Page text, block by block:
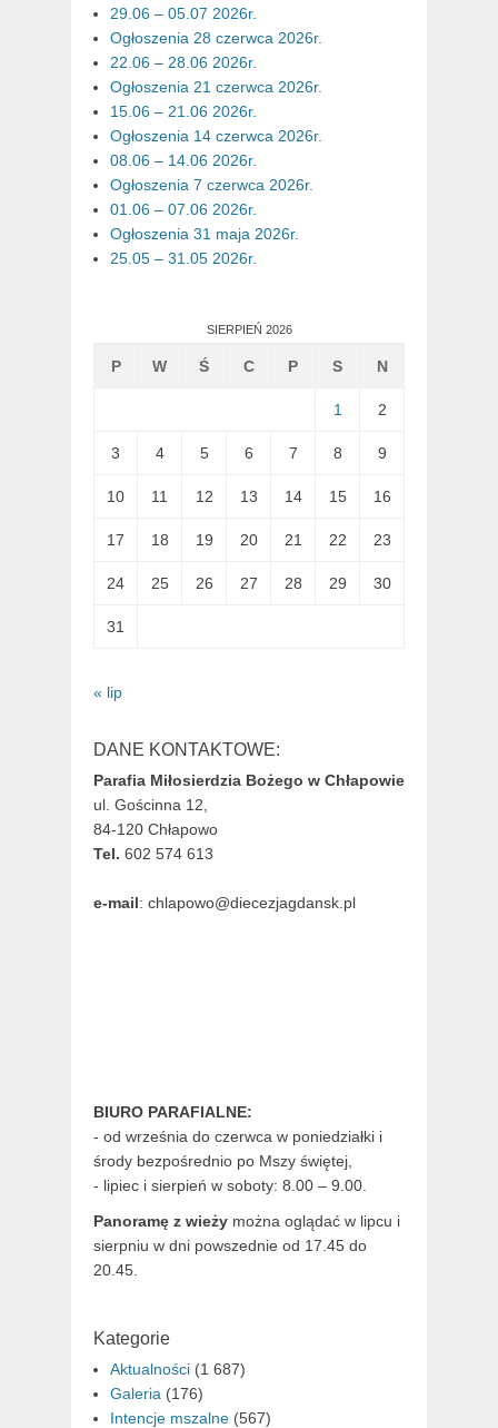
29.06 – 05.07 2026r.
Ogłoszenia 28 czerwca 2026r.
22.06 – 28.06 2026r.
Ogłoszenia 21 czerwca 2026r.
15.06 – 21.06 2026r.
Ogłoszenia 14 czerwca 2026r.
08.06 – 14.06 2026r.
Ogłoszenia 7 czerwca 2026r.
01.06 – 07.06 2026r.
Ogłoszenia 31 maja 2026r.
25.05 – 31.05 2026r.
SIERPIEŃ 2026
P W Ś C P S N
1 2
3 4 5 6 7 8 9
10 11 12 13 14 15 16
17 18 19 20 21 22 23
24 25 26 27 28 29 30
31
« lip
DANE KONTAKTOWE:
Parafia Miłosierdzia Bożego w Chłapowie
ul. Gościnna 12,
84-120 Chłapowo
Tel. 602 574 613
e-mail: chlapowo@diecezjagdansk.pl
BIURO PARAFIALNE:
- od września do czerwca w poniedziałki i
środy bezpośrednio po Mszy świętej,
- lipiec i sierpień w soboty: 8.00 – 9.00.
Panoramę z wieży można oglądać w lipcu i
sierpniu w dni powszednie od 17.45 do
20.45.
Kategorie
Aktualności (1 687)
Galeria (176)
Intencje mszalne (567)